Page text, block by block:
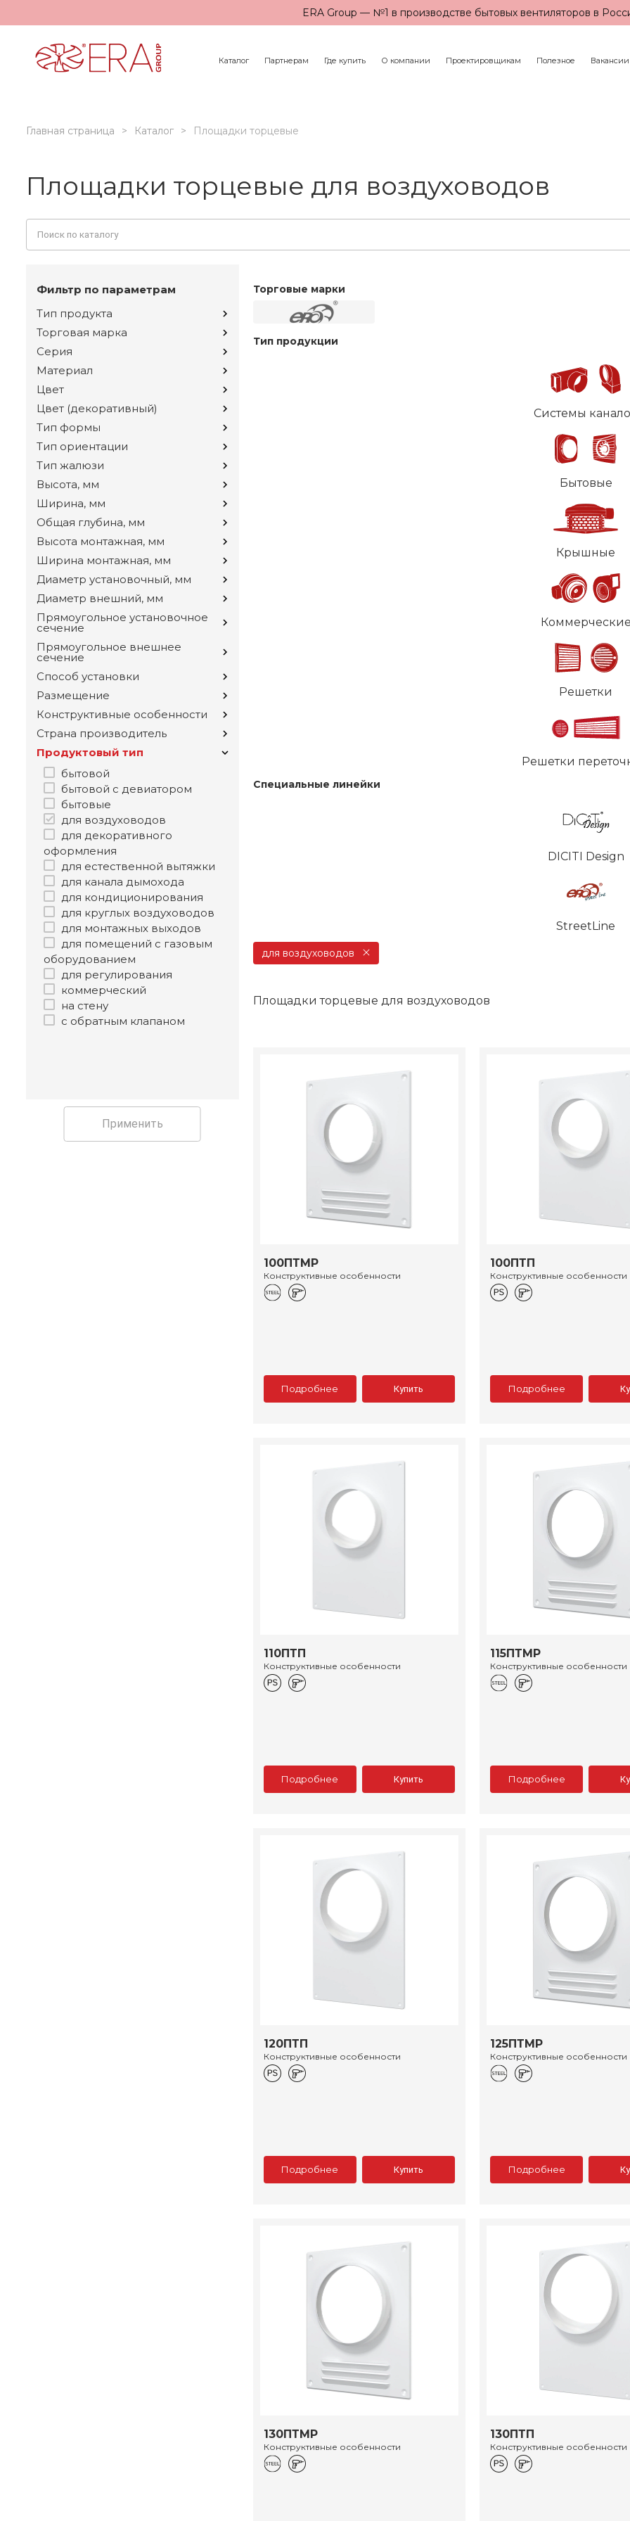
ERA Group — №1 в производстве бытовых вентиляторов в
Каталог Партнерам Где купить О компании Проектировщикам Полезное Вакансии
Главная страница Каталог Площадки торцевые
Площадки торцевые для воздуховодов
Фильтр по параметрам
Тип продукта
Торговая марка
Серия
Материал
Цвет
Цвет (декоративный)
Тип формы
Тип ориентации
Тип жалюзи
Высота, мм
Ширина, мм
Общая глубина, мм
Высота монтажная, мм
Ширина монтажная, мм
Диаметр установочный, мм
Диаметр внешний, мм
Прямоугольное установочное
сечение
Прямоугольное внешнее
сечение
Способ установки
Размещение
Конструктивные особенности
Страна производитель
Продуктовый тип
бытовой
бытовой с девиатором
бытовые
для воздуховодов
для декоративного
оформления
для естественной вытяжки
для канала дымохода
для кондиционирования
для круглых воздуховодов
для монтажных выходов
для помещений с газовым
оборудованием
для регулирования
коммерческий
на стену
с обратным клапаном
Применить
Торговые марки
Тип продукции
Системы
Бытовые
Крышные
Решетки
Решетки
Специальные линейки
DICITI Design
StreetLine
для воздуховодов
Площадки торцевые для воздуховодов
100ПТМР
Конструктивные особенности
Подробнее Купить
100ПТП
Конструктивные особенности
Подробнее
110ПТП
Конструктивные особенности
Подробнее Купить
115ПТМР
Конструктивные особенности
Подробнее
120ПТП
Конструктивные особенности
Подробнее Купить
125ПТМР
Конструктивные особенности
Подробнее
130ПТМР
Конструктивные особенности
130ПТП
Конструктивные особенности